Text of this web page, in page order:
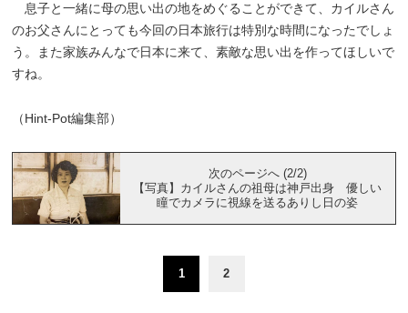
息子と一緒に母の思い出の地をめぐることができて、カイルさん
のお父さんにとっても今回の日本旅行は特別な時間になったでしょ
う。また家族みんなで日本に来て、素敵な思い出を作ってほしいで
すね。
（Hint-Pot編集部）
次のページへ (2/2)
【写真】カイルさんの祖母は神戸出身 優しい
瞳でカメラに視線を送るありし日の姿
1 2